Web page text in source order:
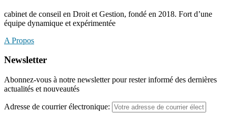
cabinet de conseil en Droit et Gestion, fondé en 2018. Fort d’une
équipe dynamique et expérimentée
A Propos
Newsletter
Abonnez-vous à notre newsletter pour rester informé des dernières
actualités et nouveautés
Adresse de courrier électronique: